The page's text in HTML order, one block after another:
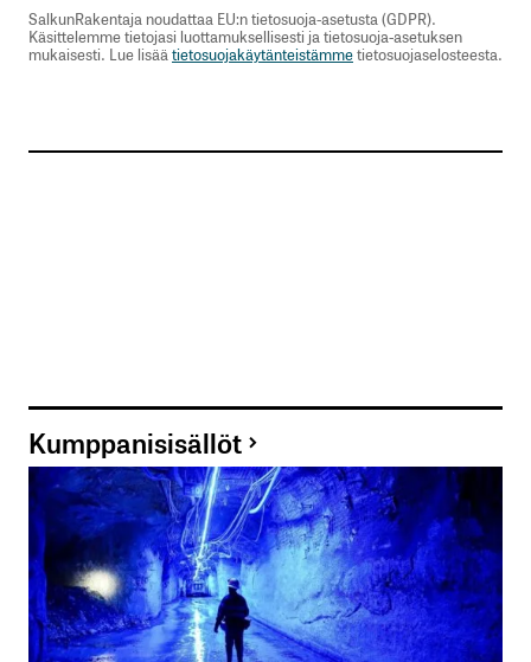
SalkunRakentaja noudattaa EU:n tietosuoja-asetusta (GDPR).
Käsittelemme tietojasi luottamuksellisesti ja tietosuoja-asetuksen
mukaisesti. Lue lisäätietosuojakäytänteistämmetietosuojaselosteesta.
Kumppanisisällöt